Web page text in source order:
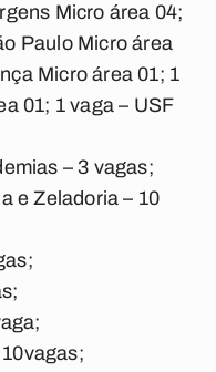
Micro área 04;
Paulo Micro área
Micro área 01; 1
01; 1 vaga – USF
– 3 vagas;
e Zeladoria – 10